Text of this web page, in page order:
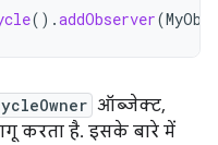
().addObserver(
ऑब्जेक्ट,
करता है. इसके बारे में